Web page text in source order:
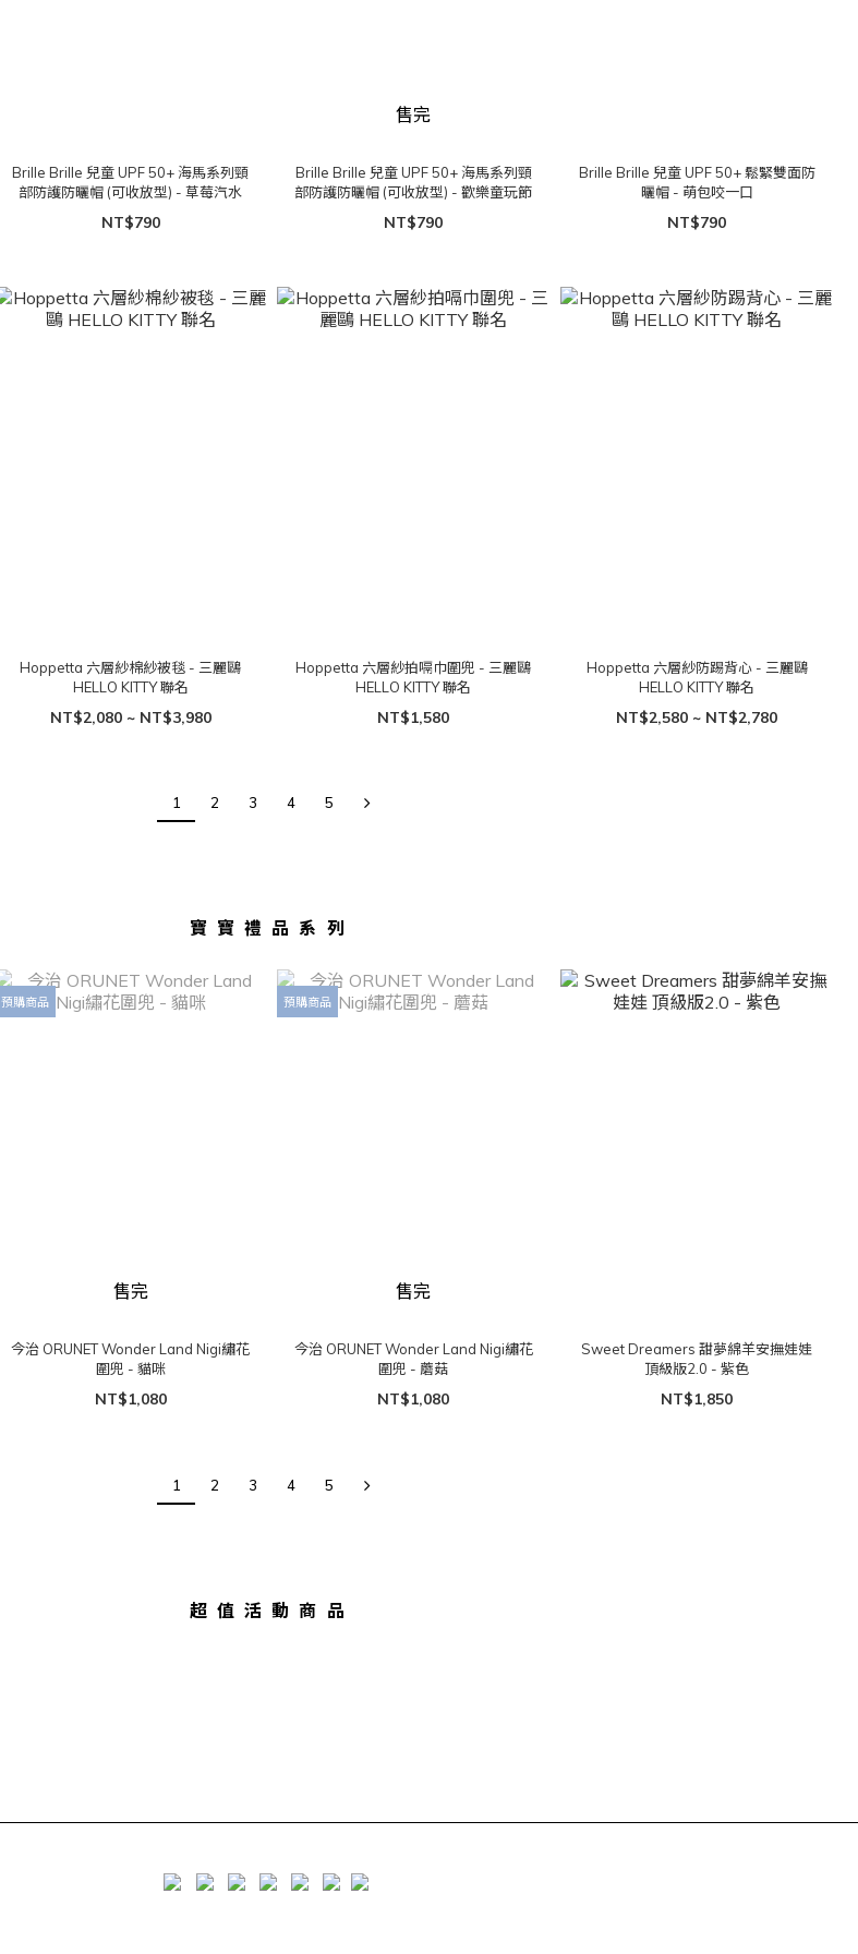
Brille Brille 兒童 UPF 50+ 海馬系列頸
部防護防曬帽 (可收放型) - 草莓汽水
NT$790
售完
Brille Brille 兒童 UPF 50+ 海馬系列頸
部防護防曬帽 (可收放型) - 歡樂童玩節
NT$790
Brille Brille 兒童 UPF 50+ 鬆緊雙面防
曬帽 - 萌包咬一口
NT$790
Hoppetta 六層紗棉紗被毯 - 三麗鷗
HELLO KITTY 聯名
NT$2,080 ~ NT$3,980
Hoppetta 六層紗拍嗝巾圍兜 - 三麗鷗
HELLO KITTY 聯名
NT$1,580
Hoppetta 六層紗防踢背心 - 三麗鷗
HELLO KITTY 聯名
NT$2,580 ~ NT$2,780
1 2 3 4 5
寶寶禮品系列
預購商品
售完
今治 ORUNET Wonder Land Nigi繡花
圍兜 - 貓咪
NT$1,080
預購商品
售完
今治 ORUNET Wonder Land Nigi繡花
圍兜 - 蘑菇
NT$1,080
Sweet Dreamers 甜夢綿羊安撫娃娃
頂級版2.0 - 紫色
NT$1,850
1 2 3 4 5
超值活動商品